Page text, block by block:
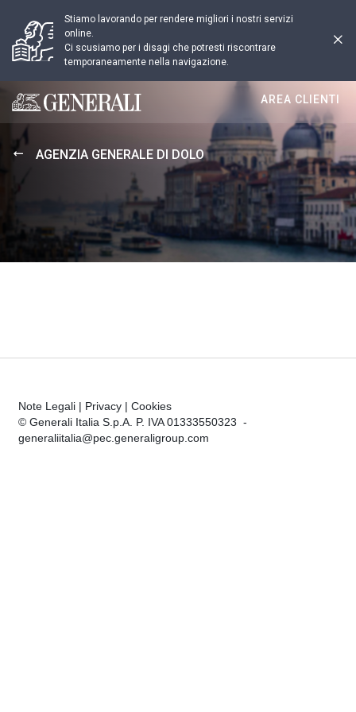
Stiamo lavorando per rendere migliori i nostri servizi
online.
Ci scusiamo per i disagi che potresti riscontrare
temporaneamente nella navigazione.
Generali logo
AREA CLIENTI
AGENZIA GENERALE DI DOLO
Note Legali | Privacy | Cookies
© Generali Italia S.p.A. P. IVA 01333550323 -
generaliitalia@pec.generaligroup.com